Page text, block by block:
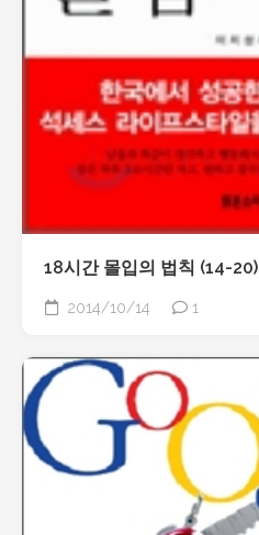
18시간 몰입의 법칙 (14-20)
2014/10/14 1